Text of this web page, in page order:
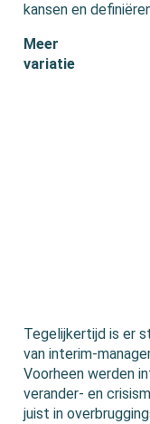
kansen en
Meer
variatie
Tegelijkertijd is er
van interim-
Voorheen werden
verander- en
juist in